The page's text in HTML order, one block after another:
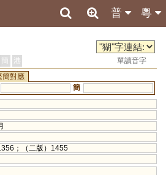
粵
普
簡 港
單讀音字
簡對應
簡
；（二版）1455